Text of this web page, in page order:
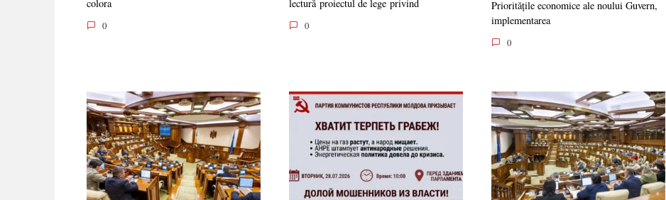
colora
0
lectură proiectul de lege privind
0
Prioritățile economice ale noului Guvern,
implementarea
0